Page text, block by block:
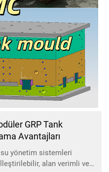
GRP Tank
Avantajları
yönetim sistemleri
alan verimli ve